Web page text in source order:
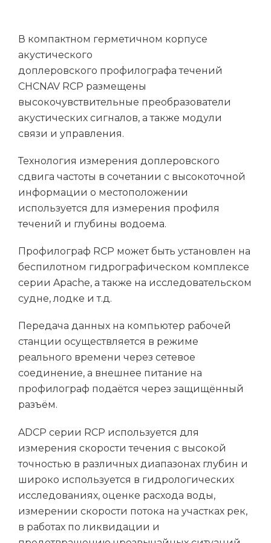
В компактном герметичном корпусе
акустического
доплеровского профилографа течений
CHCNAV RCP размещены
высокочувствительные преобразователи
акустических сигналов, а также модули
связи и управления.
Технология измерения доплеровского
сдвига частоты в сочетании с высокоточной
информации о местоположении
используется для измерения профиля
течений и глубины водоема.
Профилограф RCP может быть установлен на
беспилотном гидрографическом комплексе
серии Apache, а также на исследовательском
судне, лодке и т.д.
Передача данных на компьютер рабочей
станции осуществляется в режиме
реального времени через сетевое
соединение, а внешнее питание на
профилограф подаётся через защищённый
разъём.
ADCP серии RCP используется для
измерения скорости течения с высокой
точностью в различных диапазонах глубин и
широко используется в гидрологических
исследованиях, оценке расхода воды,
измерении скорости потока на участках рек,
в работах по ликвидации и